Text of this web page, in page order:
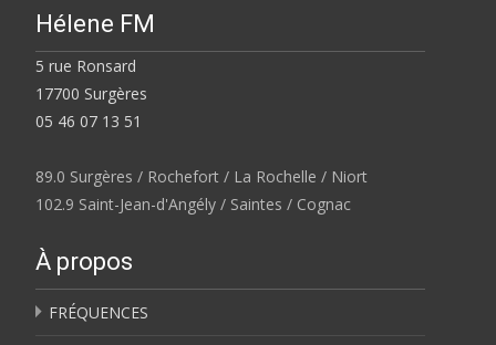
Hélene FM
5 rue Ronsard
17700 Surgères
05 46 07 13 51
89.0 Surgères / Rochefort / La Rochelle / Niort
102.9 Saint-Jean-d'Angély / Saintes / Cognac
À propos
FRÉQUENCES